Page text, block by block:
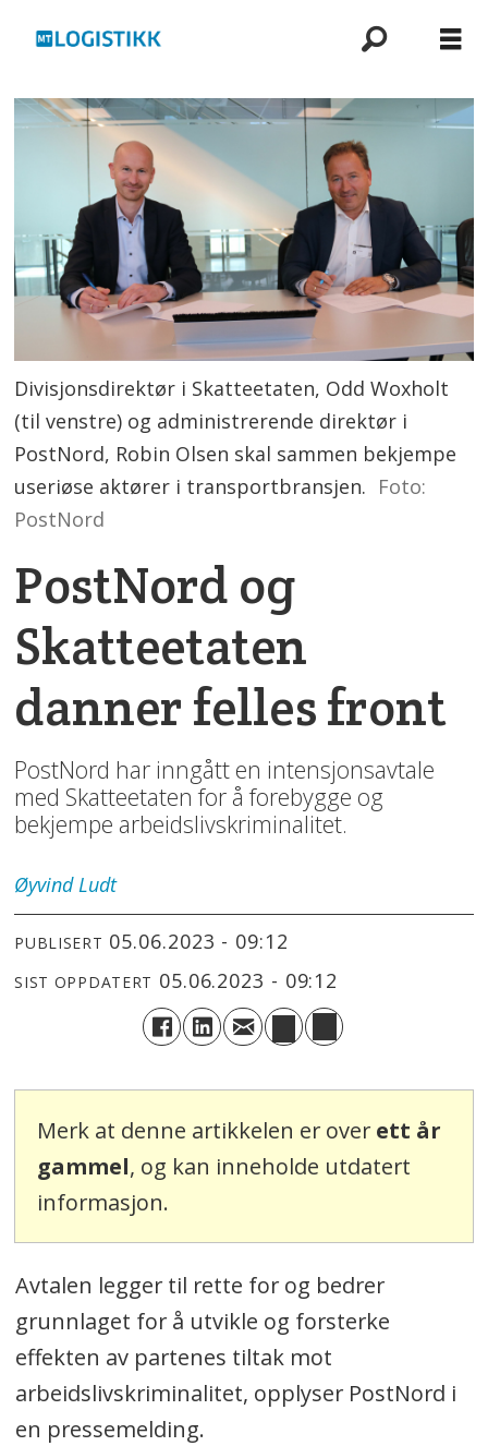
Divisjonsdirektør i Skatteetaten, Odd Woxholt
(til venstre) og administrerende direktør i
PostNord, Robin Olsen skal sammen bekjempe
useriøse aktører i transportbransjen. Foto:
PostNord
PostNord og
Skatteetaten
danner felles front
PostNord har inngått en intensjonsavtale
med Skatteetaten for å forebygge og
bekjempe arbeidslivskriminalitet.
Øyvind Ludt
PUBLISERT 05.06.2023 - 09:12
SIST OPPDATERT 05.06.2023 - 09:12
Merk at denne artikkelen er over ett år
gammel, og kan inneholde utdatert
informasjon.
Avtalen legger til rette for og bedrer
grunnlaget for å utvikle og forsterke
effekten av partenes tiltak mot
arbeidslivskriminalitet, opplyser PostNord i
en pressemelding.